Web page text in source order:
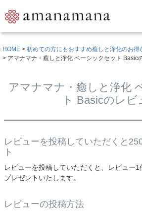
HOME
初めての方にもおすすめ癒しと浄化のお得
アマナマナ・癒しと浄化 ベーシックセット Basic
アマナマナ・癒しと浄化
ト Basicのレビ
レビューを投稿していただくと
ト
レビューを投稿していただくと、レビュー
プレゼントいたします。
レビューの投稿方法